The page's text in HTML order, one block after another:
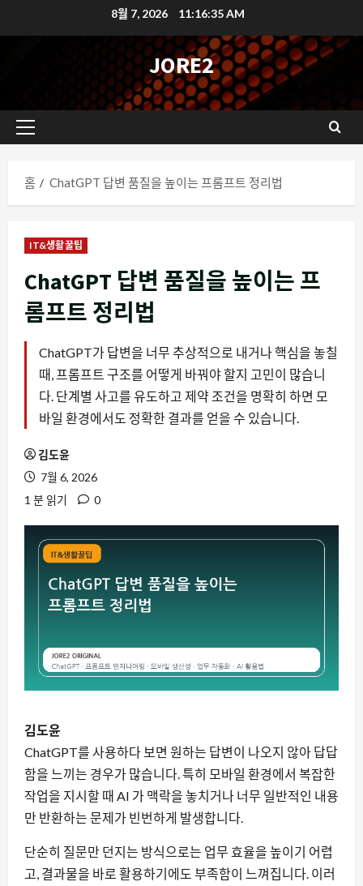
텐
가
8월 7, 2026 11:16:35 AM
JORE2
기
메
홈 ChatGPT 답변 품질을 높이는 프롬프트 정리법
IT&생활꿀팁
ChatGPT 답변 품질을 높이는 프
롬프트 정리법
ChatGPT가 답변을 너무 추상적으로 내거나 핵심을 놓칠
때, 프롬프트 구조를 어떻게 바꿔야 할지 고민이 많습니
다. 단계별 사고를 유도하고 제약 조건을 명확히 하면 모
바일 환경에서도 정확한 결과를 얻을 수 있습니다.
김도윤
7월 6, 2026
1 분 읽기
0
김도윤
ChatGPT를 사용하다 보면 원하는 답변이 나오지 않아 답답
함을 느끼는 경우가 많습니다. 특히 모바일 환경에서 복잡한
작업을 지시할 때 AI 가 맥락을 놓치거나 너무 일반적인 내용
만 반환하는 문제가 빈번하게 발생합니다.
단순히 질문만 던지는 방식으로는 업무 효율을 높이기 어렵
고, 결과물을 바로 활용하기에도 부족함이 느껴집니다. 이러